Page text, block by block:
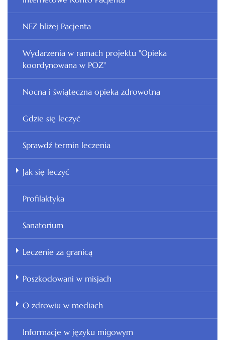
NFZ bliżej Pacjenta
Wydarzenia w ramach projektu "Opieka
koordynowana w POZ"
Nocna i świąteczna opieka zdrowotna
Gdzie się leczyć
Sprawdź termin leczenia
Jak się leczyć
Profilaktyka
Sanatorium
Leczenie za granicą
Poszkodowani w misjach
O zdrowiu w mediach
Informacje w języku migowym